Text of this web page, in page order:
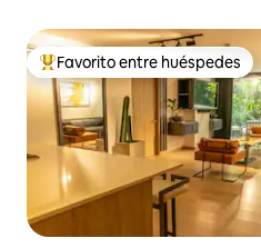
Favorito entre los huéspedes
Favorito entre huéspedes